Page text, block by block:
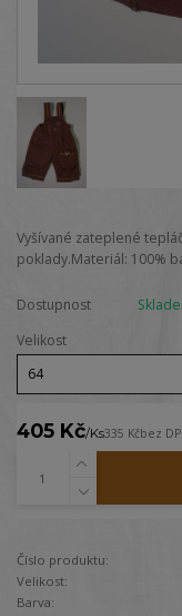
Vyšívané zateplené
poklady.Materiál: 100%
Dostupnost
Velikost
405 Kč/Ks335 Kčbez
Číslo produktu:
Velikost:
Barva: